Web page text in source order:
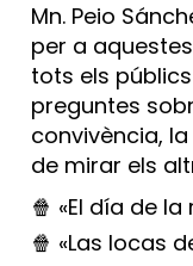
Mn. Peio
per a
tots els
preguntes
convivència,
de mirar els
🍿 «El día de
🍿 «Las locas